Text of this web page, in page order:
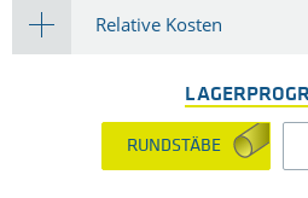
Relative Kosten
RUNDSTÄBE